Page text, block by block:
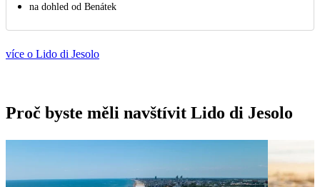
na dohled od Benátek
více o Lido di Jesolo
Proč byste měli navštívit Lido di Jesolo